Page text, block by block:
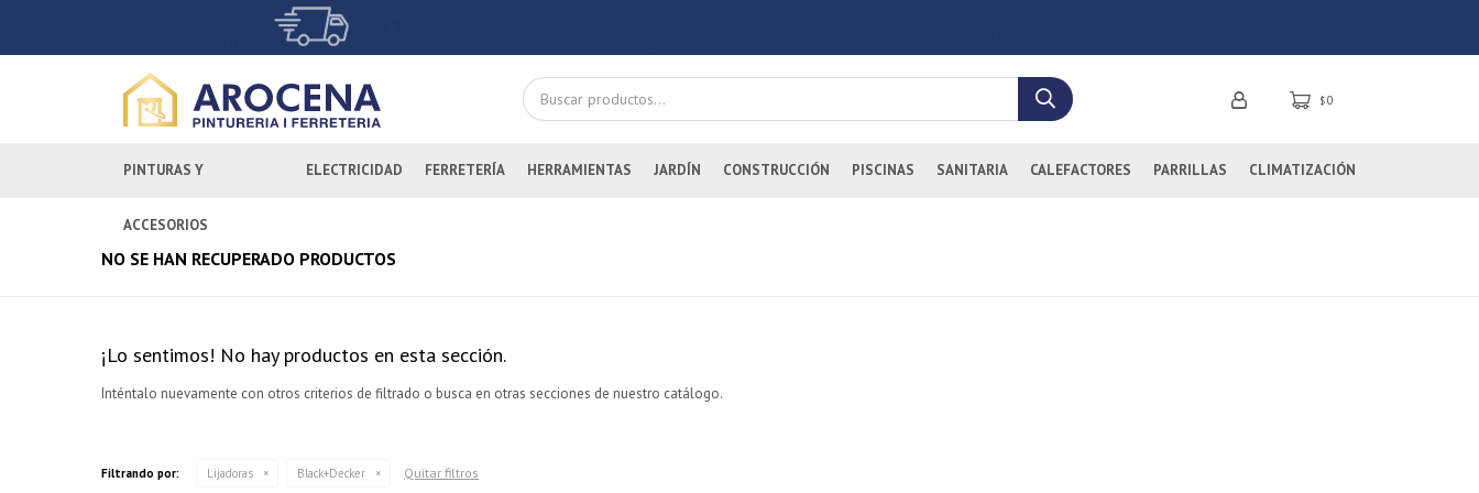
PINTURAS Y
ACCESORIOS
ELECTRICIDAD FERRETERÍA HERRAMIENTAS JARDÍN CONSTRUCCIÓN PISCINAS SANITARIA CALEFACTORES PARRILLAS CLIMATIZACIÓN
$0
NO SE HAN RECUPERADO PRODUCTOS
¡Lo sentimos! No hay productos en esta sección.
Inténtalo nuevamente con otros criterios de filtrado o busca en otras secciones de nuestro catálogo.
Filtrando por: Lijadoras Black+Decker Quitar filtros
¡Sumate a la forma más ágil de comprar!